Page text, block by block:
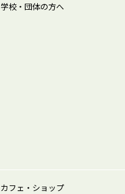
学校・団体の方へ
カフェ・ショップ